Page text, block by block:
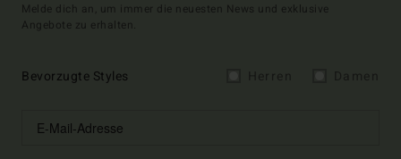
Melde dich an, um immer die neuesten News und exklusive
Angebote zu erhalten.
Bevorzugte Styles